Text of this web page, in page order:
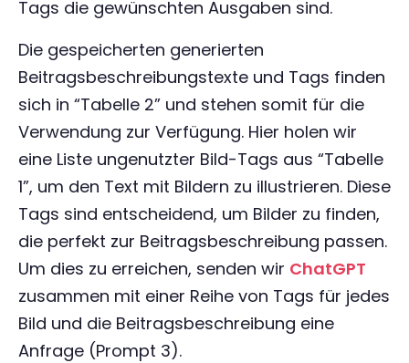
Tags die gewünschten Ausgaben sind.
Die gespeicherten generierten
Beitragsbeschreibungstexte und Tags finden
sich in “Tabelle 2” und stehen somit für die
Verwendung zur Verfügung. Hier holen wir
eine Liste ungenutzter Bild-Tags aus “Tabelle
1”, um den Text mit Bildern zu illustrieren. Diese
Tags sind entscheidend, um Bilder zu finden,
die perfekt zur Beitragsbeschreibung passen.
Um dies zu erreichen, senden wir ChatGPT
zusammen mit einer Reihe von Tags für jedes
Bild und die Beitragsbeschreibung eine
Anfrage (Prompt 3).